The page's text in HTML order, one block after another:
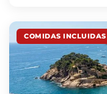
COMIDAS INCLUIDAS